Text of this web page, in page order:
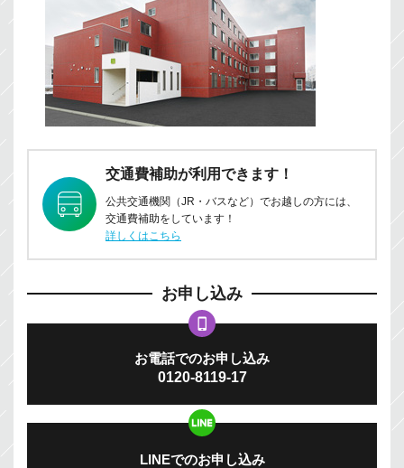
交通費補助が利用できます！
公共交通機関（JR・バスなど）でお越しの方には、
交通費補助をしています！
詳しくはこちら
お申し込み
お電話でのお申し込み
0120-8119-17
LINEでのお申し込み